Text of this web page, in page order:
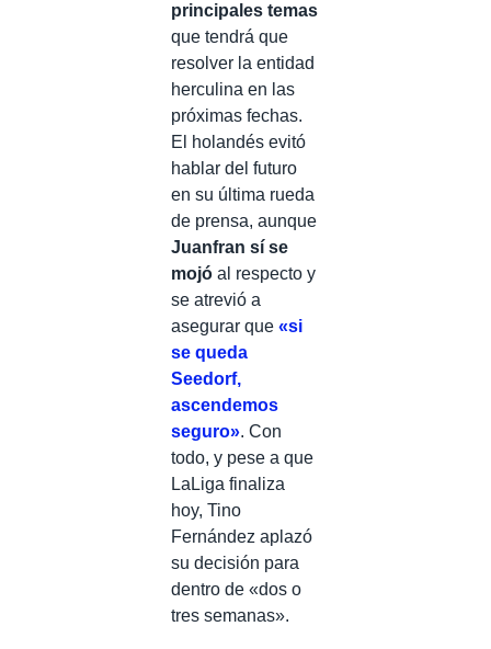
principales temas
que tendrá que
resolver la entidad
herculina en las
próximas fechas.
El holandés evitó
hablar del futuro
en su última rueda
de prensa, aunque
Juanfran sí se
mojó al respecto y
se atrevió a
asegurar que «si
se queda
Seedorf,
ascendemos
seguro». Con
todo, y pese a que
LaLiga finaliza
hoy, Tino
Fernández aplazó
su decisión para
dentro de «dos o
tres semanas».